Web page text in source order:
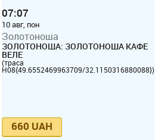
07:07
10 авг, пон
Золотоноша
ЗОЛОТОНОША: ЗОЛОТОНОША КАФЕ
ВЕЛЕ
(траса
Н08{49.6552469963709/32.1150316880088})
660 UAH